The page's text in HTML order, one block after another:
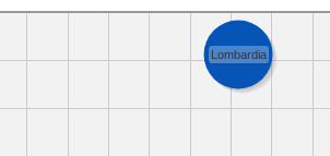
Lombardia